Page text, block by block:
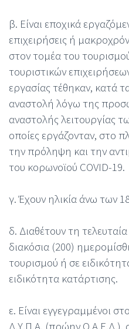
β. Είναι εποχικά
επιχειρήσεις ή
στον τομέα του
τουριστικών
εργασίας τέθηκαν, κατά
αναστολή λόγω της
αναστολής λειτουργίας
οποίες εργάζονταν, στο
την πρόληψη και την
του κορωνοϊού COVID-19.
γ. Έχουν ηλικία άνω των
δ. Διαθέτουν τη
διακόσια (200)
τουρισμού ή σε
ειδικότητα κατάρτισης.
ε. Είναι εγγεγραμμένοι